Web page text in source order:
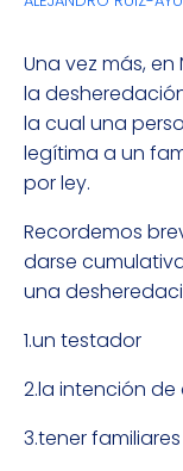
Una vez más,
la
la cual una
legítima a un
por ley.
Recordemos
darse
una
1.un testador
2.la intención
3.tener